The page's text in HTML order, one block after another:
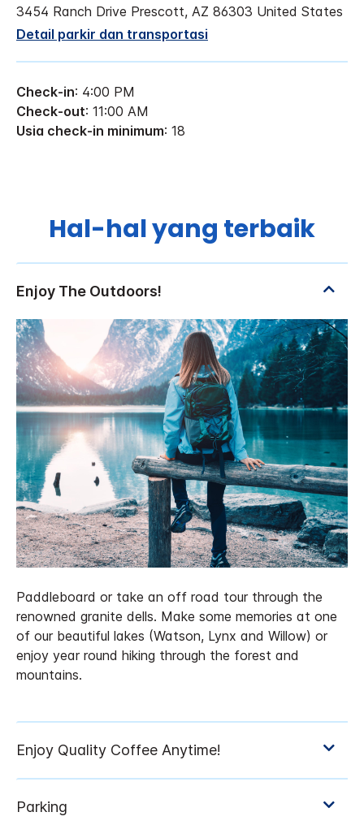
3454 Ranch Drive Prescott, AZ 86303 United States
Detail parkir dan transportasi
Check-in: 4:00 PM
Check-out: 11:00 AM
Usia check-in minimum: 18
Hal-hal yang terbaik
Paddleboard or take an off road tour through the
renowned granite dells. Make some memories at one
of our beautiful lakes (Watson, Lynx and Willow) or
enjoy year round hiking through the forest and
mountains.